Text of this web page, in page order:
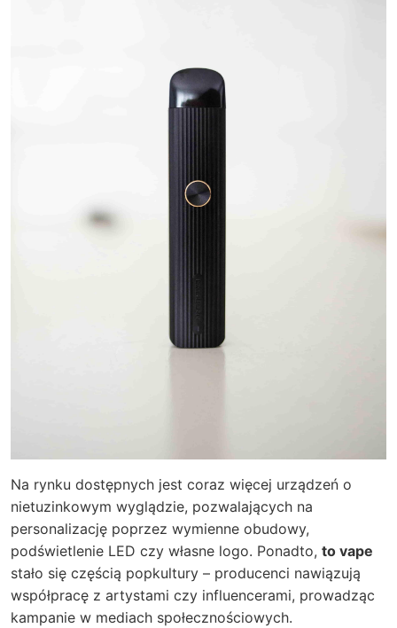
Na rynku dostępnych jest coraz więcej urządzeń o
nietuzinkowym wyglądzie, pozwalających na
personalizację poprzez wymienne obudowy,
podświetlenie LED czy własne logo. Ponadto, to vape
stało się częścią popkultury – producenci nawiązują
współpracę z artystami czy influencerami, prowadząc
kampanie w mediach społecznościowych.